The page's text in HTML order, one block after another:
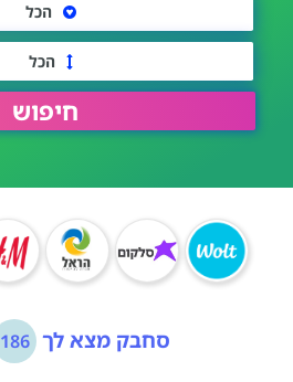
הכל
הכל
חיפוש
סחבק מצא לך 186